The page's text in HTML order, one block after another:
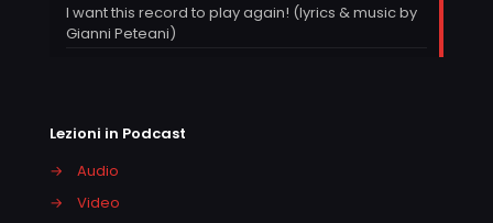
I want this record to play again! (lyrics & music by
Gianni Peteani)
Lezioni in Podcast
→
Audio
→
Video